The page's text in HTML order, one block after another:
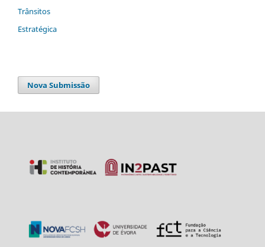
Trânsitos
Estratégica
Nova Submissão